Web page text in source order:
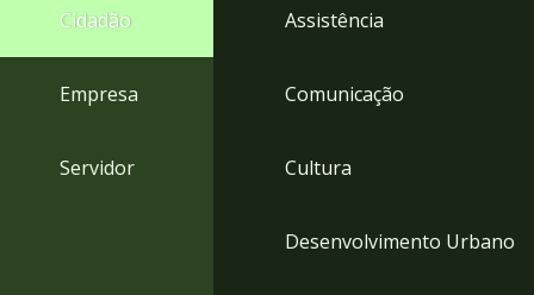
Cidadão
Empresa
Servidor
Assistência
Comunicação
Cultura
Desenvolvimento Urbano